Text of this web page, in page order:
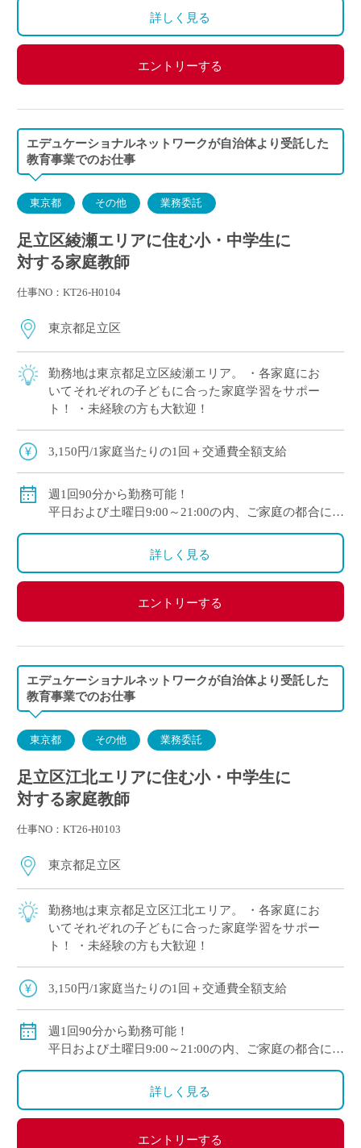
ご自身のご都合の良い時間帯のご家庭をお願いしま
※5月～3月で実施します。
(勤務イメージ）
／19:00～20:30 E家庭
金曜日 14:00～15:30 F家庭／18:00～19:30 G家庭
詳しく見る
エントリーする
エデュケーショナルネットワークが自治体より受託した
教育事業でのお仕事
東京都 その他 業務委託
足立区綾瀬エリアに住む小・中学生に
対する家庭教師
仕事NO：KT26-H0104
東京都足立区
勤務地は東京都足立区綾瀬エリア。 ・各家庭にお
いてそれぞれの子どもに合った家庭学習をサポー
ト！ ・未経験の方も大歓迎！
3,150円/1家庭当たりの1回＋交通費全額支給
週1回90分から勤務可能！
平日および土曜日9:00～21:00の内、ご家庭の都合に合
わせて時間を決定
ご自身のご都合の良い時間帯のご家庭をお願いしま
※5月～3月で実施します。
(勤務イメージ）
／19:00～20:30 E家庭
金曜日 14:00～15:30 F家庭／18:00～19:30 G家庭
詳しく見る
エントリーする
エデュケーショナルネットワークが自治体より受託した
教育事業でのお仕事
東京都 その他 業務委託
足立区江北エリアに住む小・中学生に
対する家庭教師
仕事NO：KT26-H0103
東京都足立区
勤務地は東京都足立区江北エリア。 ・各家庭にお
いてそれぞれの子どもに合った家庭学習をサポー
ト！ ・未経験の方も大歓迎！
3,150円/1家庭当たりの1回＋交通費全額支給
週1回90分から勤務可能！
平日および土曜日9:00～21:00の内、ご家庭の都合に合
わせて時間を決定
ご自身のご都合の良い時間帯のご家庭をお願いしま
※5月～3月で実施します。
詳しく見る
エントリーする